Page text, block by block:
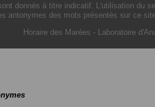
donnés à titre indicatif. L'utilisation du
antonymes des mots présentés sur ce
Horaire des Marées - Laboratoire